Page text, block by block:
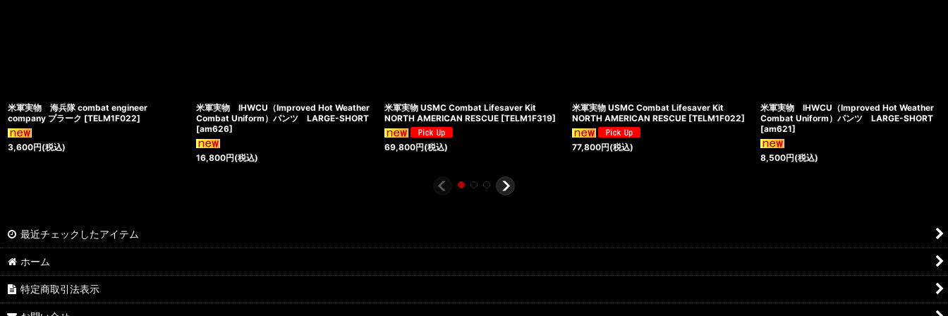
米軍実物 海兵隊 combat engineer
company プラーク [TELM1F022]
3,600円(税込)
米軍実物 IHWCU（Improved Hot Weather
Combat Uniform）パンツ LARGE-SHORT
[am626]
16,800円(税込)
米軍実物 USMC Combat Lifesaver Kit
NORTH AMERICAN RESCUE [TELM1F319]
69,800円(税込)
米軍実物 USMC Combat Lifesaver Kit
NORTH AMERICAN RESCUE [TELM1F022]
77,800円(税込)
米軍実物 IHWCU（Improved Hot Weather
Combat Uniform）パンツ LARGE-SHORT
[am621]
8,500円(税込)
最近チェックしたアイテム
ホーム
特定商取引法表示